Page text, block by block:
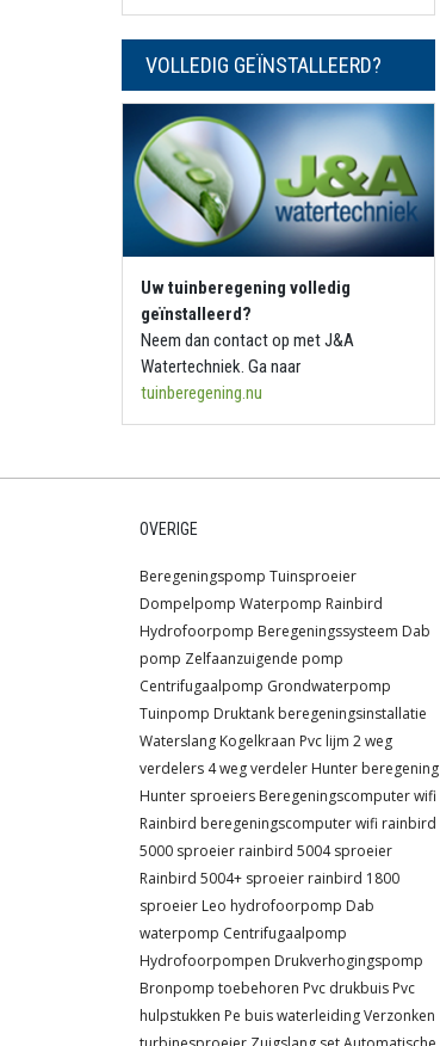
VOLLEDIG GEÏNSTALLEERD?
Uw tuinberegening volledig
geïnstalleerd?
Neem dan contact op met J&A
Watertechniek. Ga naar
tuinberegening.nu
OVERIGE
Beregeningspomp Tuinsproeier
Dompelpomp Waterpomp Rainbird
Hydrofoorpomp Beregeningssysteem Dab
pomp Zelfaanzuigende pomp
Centrifugaalpomp Grondwaterpomp
Tuinpomp Druktank beregeningsinstallatie
Waterslang Kogelkraan Pvc lijm 2 weg
verdelers 4 weg verdeler Hunter beregening
Hunter sproeiers Beregeningscomputer wifi
Rainbird beregeningscomputer wifi rainbird
5000 sproeier rainbird 5004 sproeier
Rainbird 5004+ sproeier rainbird 1800
sproeier Leo hydrofoorpomp Dab
waterpomp Centrifugaalpomp
Hydrofoorpompen Drukverhogingspomp
Bronpomp toebehoren Pvc drukbuis Pvc
hulpstukken Pe buis waterleidingVerzonken